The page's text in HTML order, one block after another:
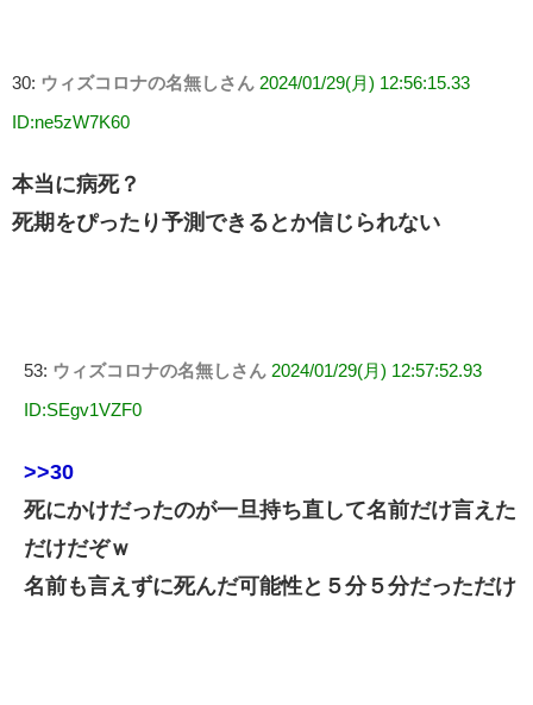
30: ウィズコロナの名無しさん 2024/01/29(月) 12:56:15.33
ID:ne5zW7K60
本当に病死？
死期をぴったり予測できるとか信じられない
53: ウィズコロナの名無しさん 2024/01/29(月) 12:57:52.93
ID:SEgv1VZF0
>>30
死にかけだったのが一旦持ち直して名前だけ言えた
だけだぞｗ
名前も言えずに死んだ可能性と５分５分だっただけ